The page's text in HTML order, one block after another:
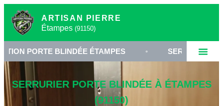
ARTISAN PIERRE
Étampes (91150)
BLINDÉE ÉTAMPES • SERRURERIE HAUTE
SERRURIER PORTE BLINDÉE À ÉTAMPES
(91150)